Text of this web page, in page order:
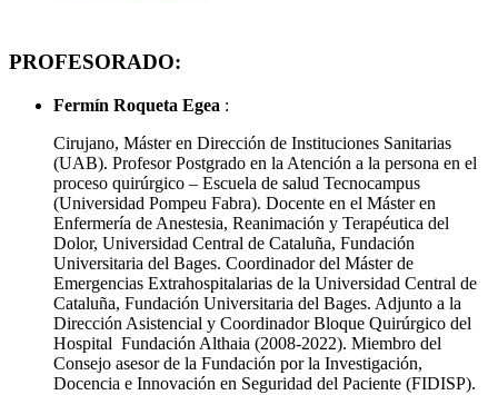
PROFESORADO:
Fermín Roqueta Egea :
Cirujano, Máster en Dirección de Instituciones Sanitarias
(UAB). Profesor Postgrado en la Atención a la persona en el
proceso quirúrgico – Escuela de salud Tecnocampus
(Universidad Pompeu Fabra). Docente en el Máster en
Enfermería de Anestesia, Reanimación y Terapéutica del
Dolor, Universidad Central de Cataluña, Fundación
Universitaria del Bages. Coordinador del Máster de
Emergencias Extrahospitalarias de la Universidad Central de
Cataluña, Fundación Universitaria del Bages. Adjunto a la
Dirección Asistencial y Coordinador Bloque Quirúrgico del
Hospital Fundación Althaia (2008-2022). Miembro del
Consejo asesor de la Fundación por la Investigación,
Docencia e Innovación en Seguridad del Paciente (FIDISP).